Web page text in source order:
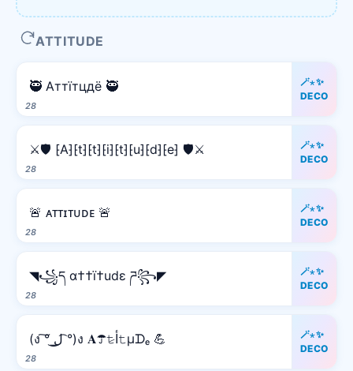
ATTITUDE
28
🥷 Аттїтцдё 🥷
🪄⋆✨
DECO
28
⚔️🛡️ ⁅A⁆⁅t⁆⁅t⁆⁅i⁆⁅t⁆⁅u⁆⁅d⁆⁅e⁆ 🛡️⚔️
🪄⋆✨
DECO
28
🚨 ᴀᴛᴛɪᴛᴜᴅᴇ 🚨
🪄⋆✨
DECO
28
◥꧁ད α††ï†udε ཌ꧂◤
🪄⋆✨
DECO
28
(ง ͠° ͟ل͜ ͡°)ง 𝐀☂𝚝̷ﺃ𝚝µᗪₑ 💪
🪄⋆✨
DECO